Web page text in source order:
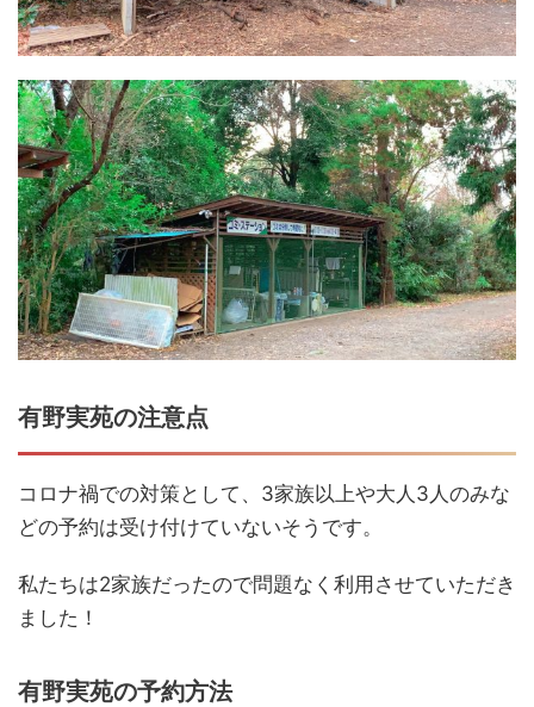
有野実苑の注意点
コロナ禍での対策として、3家族以上や大人3人のみな
どの予約は受け付けていないそうです。
私たちは2家族だったので問題なく利用させていただき
ました！
有野実苑の予約方法